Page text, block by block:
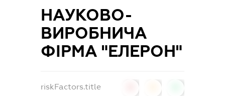
НАУКОВО-
ВИРОБНИЧА
ФІРМА "ЕЛЕРОН"
riskFactors.title